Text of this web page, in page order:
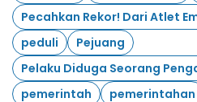
Pecahkan Rekor! Dari Atlet
peduli
Pejuang
Pelaku Diduga Seorang
pemerintah
pemerintahan